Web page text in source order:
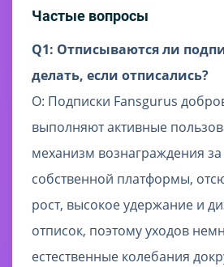
Частые вопросы
Q1: Отписываются ли
делать, если отписались?
О: Подписки Fansgurus
выполняют активные
механизм вознаграждения за
собственной платформы,
рост, высокое удержание и
отписок, поэтому уходов
естественные колебания